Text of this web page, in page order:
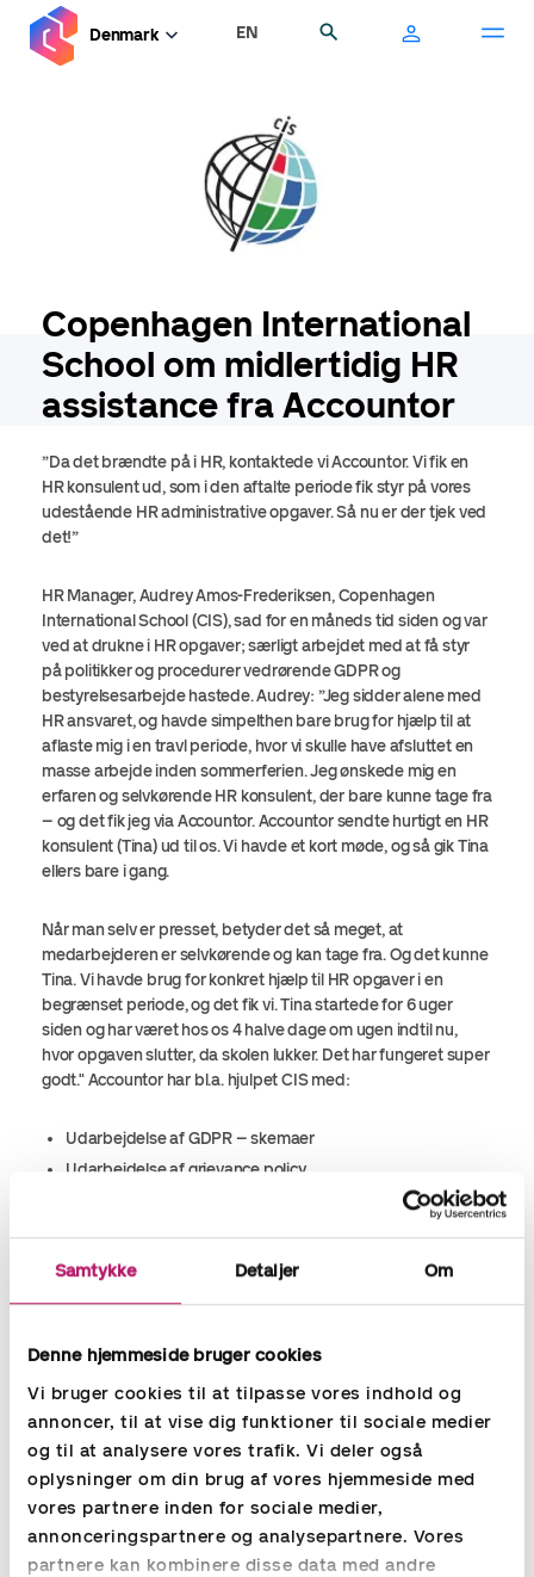
Samtykke Detaljer Om
Denne hjemmeside bruger cookies
Vi bruger cookies til at tilpasse vores indhold og
annoncer, til at vise dig funktioner til sociale medier
og til at analysere vores trafik. Vi deler også
oplysninger om din brug af vores hjemmeside med
vores partnere inden for sociale medier,
annonceringspartnere og analysepartnere. Vores
partnere kan kombinere disse data med andre
hovedindhold
Denmark EN
Copenhagen International
School om midlertidig HR
assistance fra Accountor
”Da det brændte på i HR, kontaktede vi Accountor. Vi fik en
HR konsulent ud, som i den aftalte periode fik styr på vores
udestående HR administrative opgaver. Så nu er der tjek ved
det!”
HR Manager, Audrey Amos-Frederiksen, Copenhagen
International School (CIS), sad for en måneds tid siden og var
ved at drukne i HR opgaver; særligt arbejdet med at få styr
på politikker og procedurer vedrørende GDPR og
bestyrelsesarbejde hastede. Audrey: ”Jeg sidder alene med
HR ansvaret, og havde simpelthen bare brug for hjælp til at
aflaste mig i en travl periode, hvor vi skulle have afsluttet en
masse arbejde inden sommerferien. Jeg ønskede mig en
erfaren og selvkørende HR konsulent, der bare kunne tage fra
– og det fik jeg via Accountor. Accountor sendte hurtigt en HR
konsulent (Tina) ud til os. Vi havde et kort møde, og så gik Tina
ellers bare i gang.
Når man selv er presset, betyder det så meget, at
medarbejderen er selvkørende og kan tage fra. Og det kunne
Tina. Vi havde brug for konkret hjælp til HR opgaver i en
begrænset periode, og det fik vi. Tina startede for 6 uger
siden og har været hos os 4 halve dage om ugen indtil nu,
hvor opgaven slutter, da skolen lukker. Det har fungeret super
godt." Accountor har bl.a. hjulpet CIS med:
Udarbejdelse af GDPR – skemaer
Udarbejdelse af grievance policy
At få struktureret bestyrelsesreferater og agendaer til
Audrey fortæller, at hun særligt har været glad for
været: ”En god sparringspartner:
Konsulenten er erfaren, og tager ikke kun imod opgaver, hun
kan også selv byde ind; Jeg har hele tiden vidst, at jeg bare
kunne give hende opgaver, og at hun nok skulle klare dem så
hurtigt som muligt og i god kvalitet; Meget selvstændig – og
det betyder meget, når man selv er presset; Professionel og
imødekommende. Derudover har hun endda passet rigtig
godt ind i huset. Afslutningsvis vil jeg sige: ”Vi havde ikke